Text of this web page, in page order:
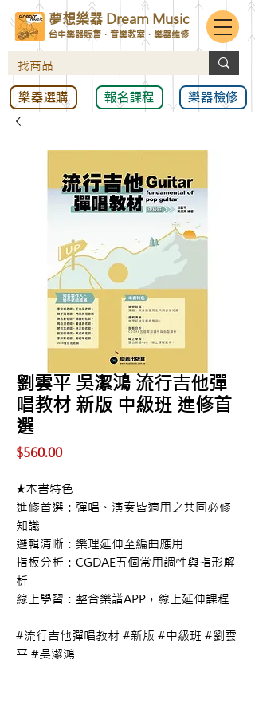
樂器選購 報名課程 樂器檢修
夢想樂器 Dream Music
台中樂器販售．音樂教室．樂器維修
劉雲平 吳潔鴻 流行吉他彈
唱教材 新版 中級班 進修首
選
$560.00價
★本書特色
進修首選：彈唱、演奏皆適用之共同必修
知識
邏輯清晰：樂理延伸至編曲應用
指板分析：CGDAE五個常用調性與指形解
析
線上學習：整合樂譜APP，線上延伸課程
#流行吉他彈唱教材 #新版 #中級班 #劉雲
平 #吳潔鴻